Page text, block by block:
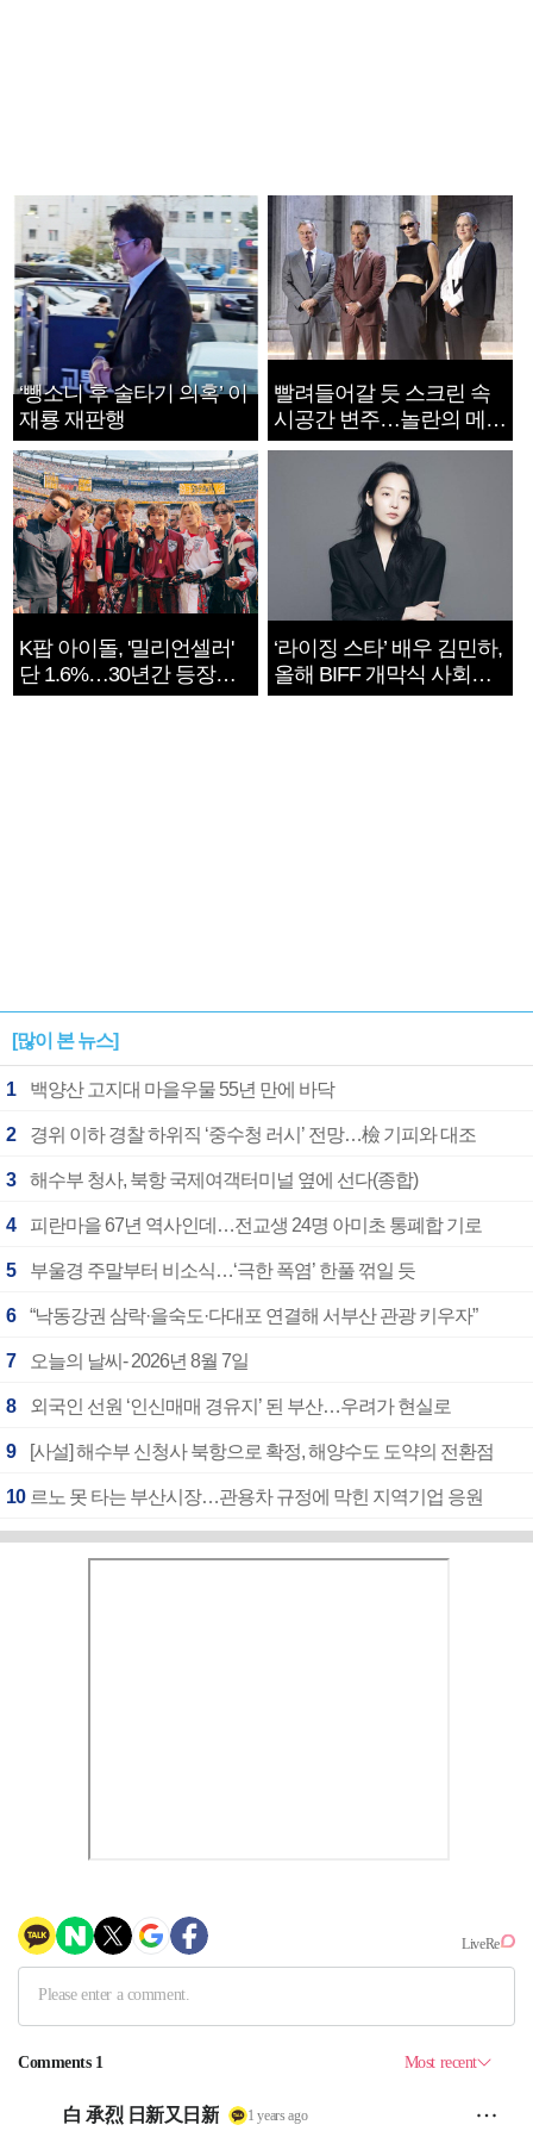
‘뺑소니 후 술타기 의혹’ 이
재룡 재판행
빨려들어갈 듯 스크린 속
시공간 변주…놀란의 메시
지는 ‘전쟁 속죄’
K팝 아이돌, '밀리언셀러'
단 1.6%…30년간 등장
1182개팀 전수조사
‘라이징 스타’ 배우 김민하,
올해 BIFF 개막식 사회자
확정
[많이 본 뉴스]
1 백양산 고지대 마을우물 55년 만에 바닥
2 경위 이하 경찰 하위직 ‘중수청 러시’ 전망…檢 기피와 대조
3 해수부 청사, 북항 국제여객터미널 옆에 선다(종합)
4 피란마을 67년 역사인데…전교생 24명 아미초 통폐합 기로
5 부울경 주말부터 비소식…‘극한 폭염’ 한풀 꺾일 듯
6 “낙동강권 삼락·을숙도·다대포 연결해 서부산 관광 키우자”
7 오늘의 날씨- 2026년 8월 7일
8 외국인 선원 ‘인신매매 경유지’ 된 부산…우려가 현실로
9 [사설] 해수부 신청사 북항으로 확정, 해양수도 도약의 전환점
10 르노 못 타는 부산시장…관용차 규정에 막힌 지역기업 응원